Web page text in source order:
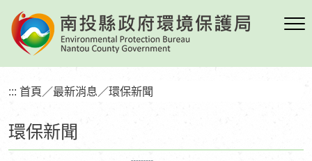
到
要
區
塊環保新聞
::: 首頁 ／最新消息 ／環保新聞